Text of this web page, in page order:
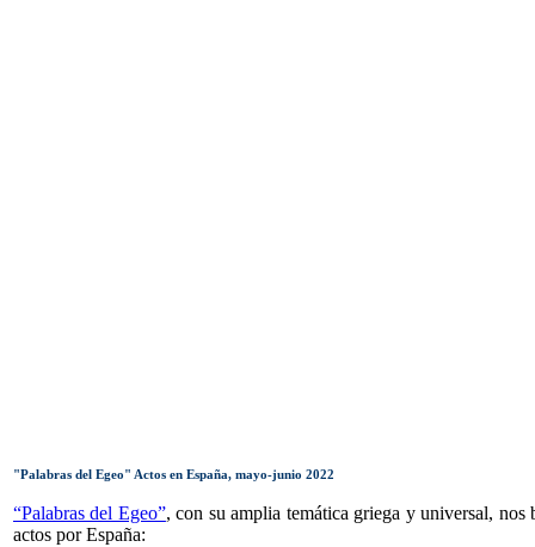
"Palabras del Egeo" Actos en España, mayo-junio 2022
“Palabras del Egeo”, con su amplia temática griega y universal, nos
actos por España: